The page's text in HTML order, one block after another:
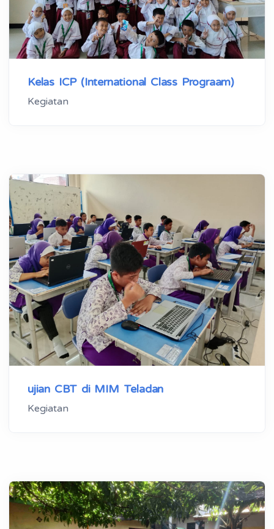
Kelas ICP (International Class Prograam)
Kegiatan
ujian CBT di MIM Teladan
Kegiatan